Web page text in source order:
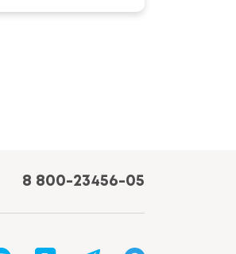
8 800-23456-05